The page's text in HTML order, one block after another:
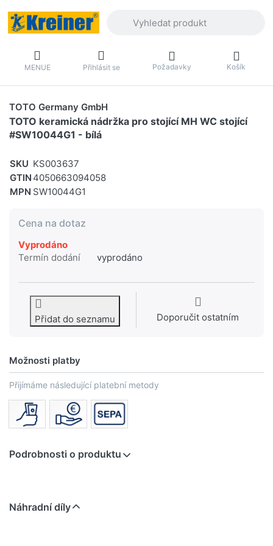
MENUE Přihlásit se Požadavky Košík
TOTO Germany GmbH
TOTO keramická nádržka pro stojící MH WC stojící
#SW10044G1 - bílá
SKU KS003637
GTIN 4050663094058
MPN SW10044G1
Cena na dotaz
Vyprodáno
Termín dodání
vyprodáno
Přidat do seznamu Doporučit ostatním
Možnosti platby
Přijímáme následující platební metody
Podrobnosti o produktu
Náhradní díly